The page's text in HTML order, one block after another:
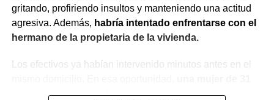
gritando, profiriendo insultos y manteniendo una actitud
agresiva. Además, habría intentado enfrentarse con el
hermano de la propietaria de la vivienda.
Los efectivos ya habían intervenido minutos antes en el
años manifestó que había compartido bebidas